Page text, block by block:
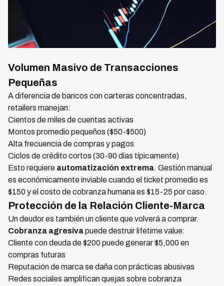
Volumen Masivo de Transacciones
Pequeñas
A diferencia de bancos con carteras concentradas,
retailers manejan:
Cientos de miles de cuentas activas
Montos promedio pequeños ($50-$500)
Alta frecuencia de compras y pagos
Ciclos de crédito cortos (30-90 días típicamente)
Esto requiere automatización extrema. Gestión manual
es económicamente inviable cuando el ticket promedio es
$150 y el costo de cobranza humana es $15-25 por caso.
Protección de la Relación Cliente-Marca
Un deudor es también un cliente que volverá a comprar.
Cobranza agresivapuede destruir lifetime value:
Cliente con deuda de $200 puede generar $5,000 en
compras futuras
Reputación de marca se daña con prácticas abusivas
Redes sociales amplifican quejas sobre cobranza